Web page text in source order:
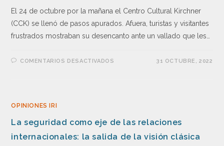
El 24 de octubre por la mañana el Centro Cultural Kirchner
(CCK) se llenó de pasos apurados. Afuera, turistas y visitantes
frustrados mostraban su desencanto ante un vallado que les…
COMENTARIOS DESACTIVADOS 31 OCTUBRE, 2022
OPINIONES IRI
La seguridad como eje de las relaciones
internacionales: la salida de la visión clásica